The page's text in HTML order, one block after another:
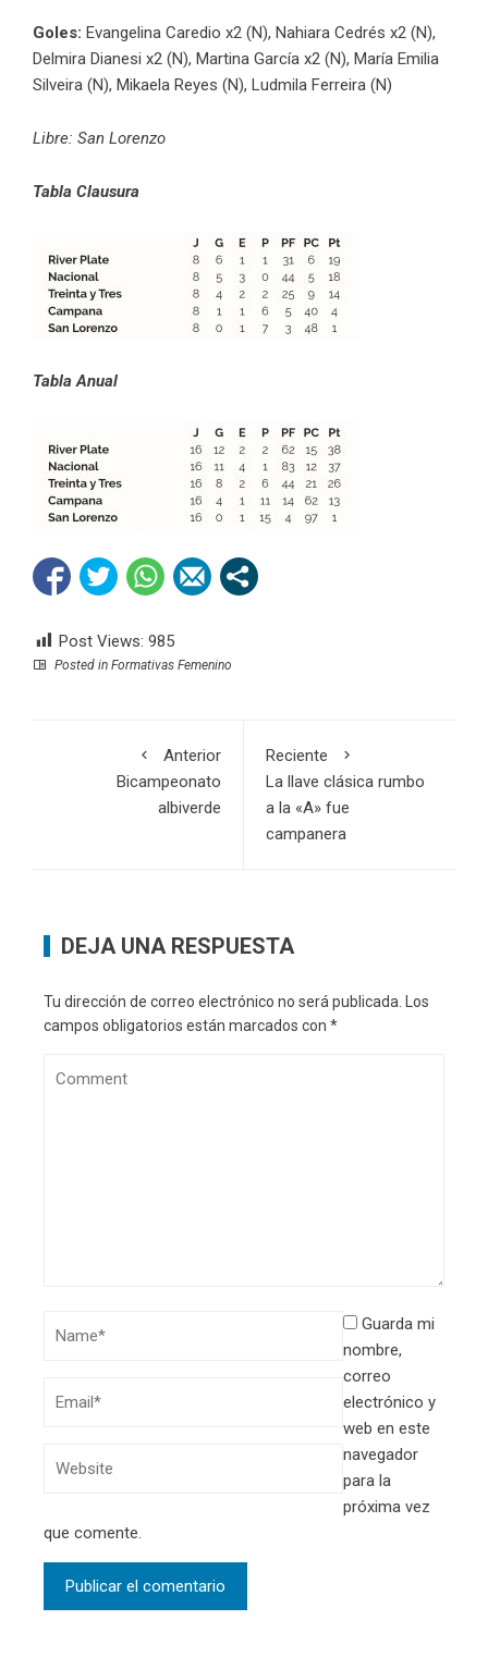
Goles: Evangelina Caredio x2 (N), Nahiara Cedrés x2 (N),
Delmira Dianesi x2 (N), Martina García x2 (N), María Emilia
Silveira (N), Mikaela Reyes (N), Ludmila Ferreira (N)
Libre: San Lorenzo
Tabla Clausura
Tabla Anual
Post Views: 985
Posted in Formativas Femenino
Anterior
Bicampeonato
albiverde
Reciente
La llave clásica rumbo
a la «A» fue
campanera
DEJA UNA RESPUESTA
Tu dirección de correo electrónico no será publicada.
Los
campos obligatorios están marcados con *
Guarda mi
nombre,
correo
electrónico y
web en este
navegador
para la
próxima vez
que comente.